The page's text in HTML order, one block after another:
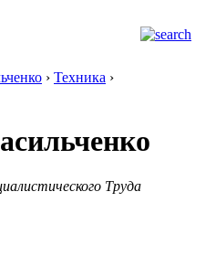
› Техника ›
Труда